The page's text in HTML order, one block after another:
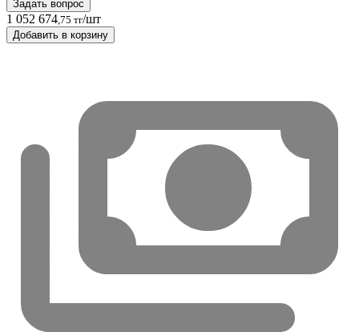
Задать вопрос
1 052 674,75 тг/шт
Добавить в корзину